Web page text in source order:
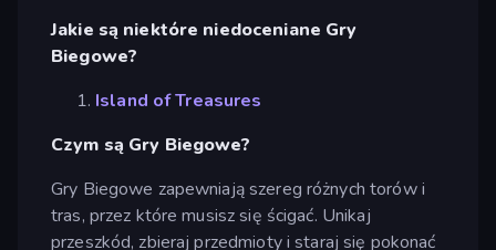
Jakie są niektóre niedoceniane Gry
Biegowe?
Island of Treasures
Czym są Gry Biegowe?
Gry Biegowe zapewniają szereg różnych torów i
tras, przez które musisz się ścigać. Unikaj
przeszkód, zbieraj przedmioty i staraj się pokonać